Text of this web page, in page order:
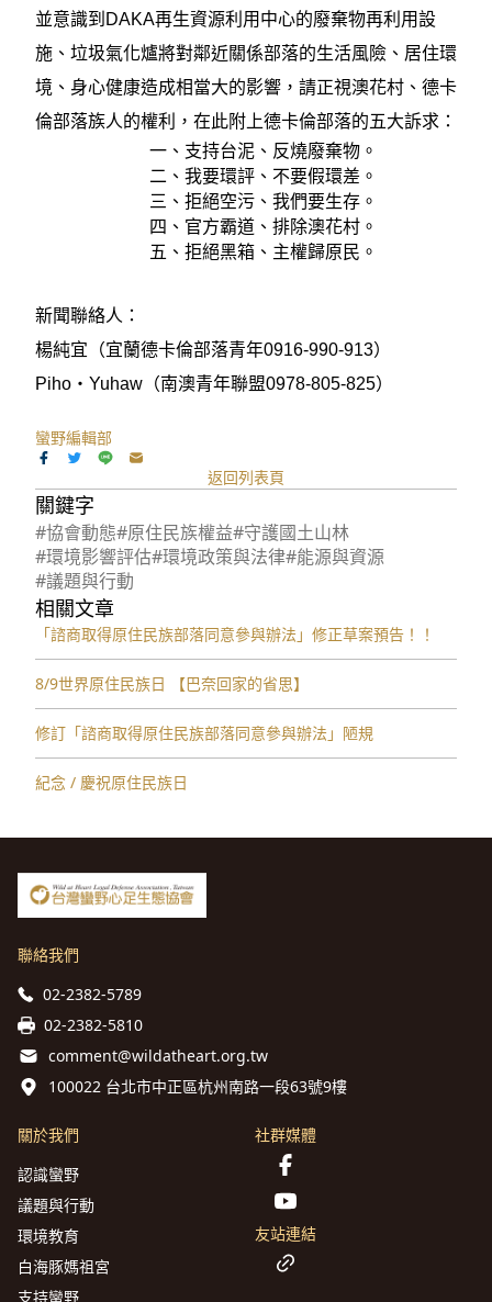
並意識到DAKA再生資源利用中心的廢棄物再利用設
施、垃圾氣化爐將對鄰近關係部落的生活風險、居住環
境、身心健康造成相當大的影響，請正視澳花村、德卡
倫部落族人的權利，在此附上德卡倫部落的五大訴求：
一、支持台泥、反燒廢棄物。
二、我要環評、不要假環差。
三、拒絕空污、我們要生存。
四、官方霸道、排除澳花村。
五、拒絕黑箱、主權歸原民。
新聞聯絡人：
楊純宜（宜蘭德卡倫部落青年0916-990-913）
Piho‧Yuhaw（南澳青年聯盟0978-805-825）
蠻野編輯部
返回列表頁
關鍵字
#協會動態#原住民族權益#守護國土山林
#環境影響評估#環境政策與法律#能源與資源
#議題與行動
相關文章
「諮商取得原住民族部落同意參與辦法」修正草案預告！！
8/9世界原住民族日 【巴奈回家的省思】
修訂「諮商取得原住⺠族部落同意參與辦法」陋規
紀念 / 慶祝原住民族日
聯絡我們
02-2382-5789
02-2382-5810
comment@wildatheart.org.tw
100022 台北市中正區杭州南路一段63號9樓
關於我們
認識蠻野
議題與行動
環境教育
白海豚媽祖宮
支持蠻野
社群媒體
友站連結